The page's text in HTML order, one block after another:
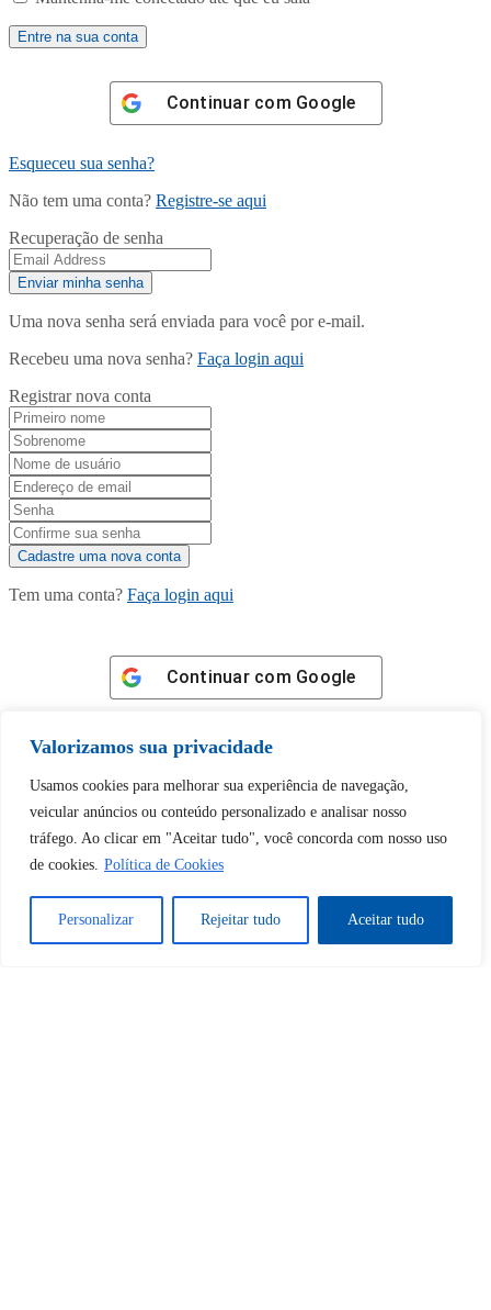
Valorizamos sua privacidade
Usamos cookies para melhorar sua experiência de navegação,
veicular anúncios ou conteúdo personalizado e analisar nosso
tráfego. Ao clicar em "Aceitar tudo", você concorda com nosso uso
de cookies. Política de Cookies
Personalizar Rejeitar tudo Aceitar tudo
Continuar com Google
Esqueceu sua senha?
Não tem uma conta? Registre-se aqui
Recuperação de senha
Uma nova senha será enviada para você por e-mail.
Recebeu uma nova senha? Faça login aqui
Registrar nova conta
Tem uma conta? Faça login aqui
Continuar com Google
Tem certeza de que deseja
desbloquear esta publicação?
Desbloquear esquerda : 0